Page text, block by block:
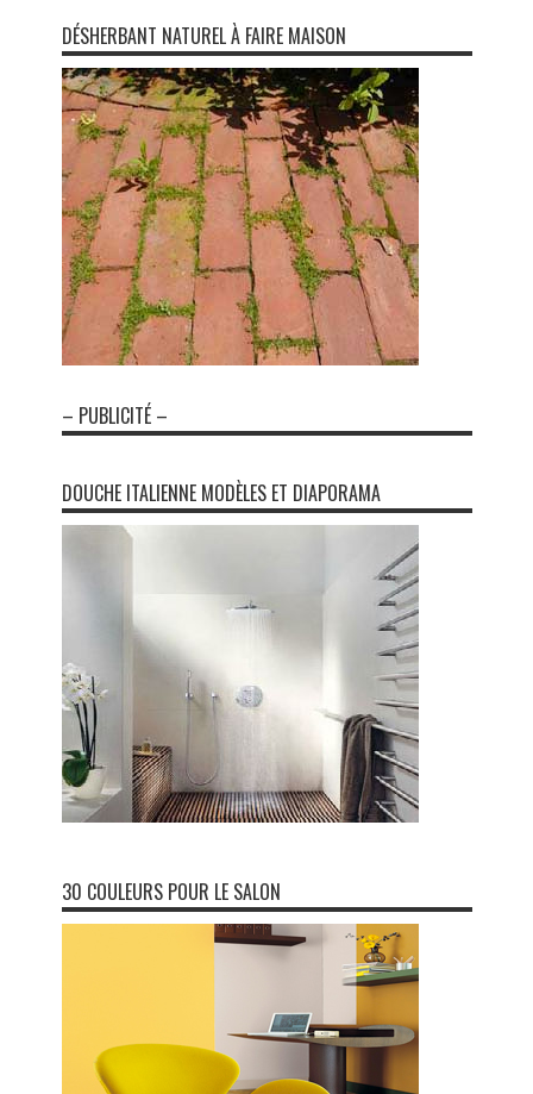
DÉSHERBANT NATUREL À FAIRE MAISON
– PUBLICITÉ –
DOUCHE ITALIENNE MODÈLES ET DIAPORAMA
30 COULEURS POUR LE SALON